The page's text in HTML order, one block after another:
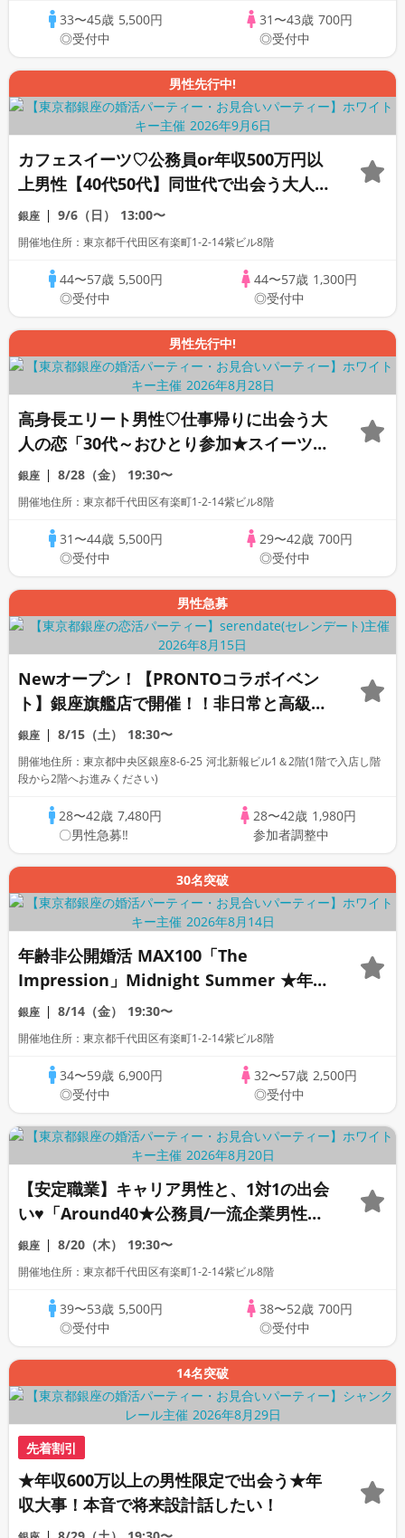
33〜45歳 5,500円
◎受付中
31〜43歳 700円
◎受付中
男性先行中!
カフェスイーツ♡公務員or年収500万円以
上男性【40代50代】同世代で出会う大人の
婚活個室スタイル/White Key AI
Matching/マッチングあり
銀座 9/6（日） 13:00〜
開催地住所：東京都千代田区有楽町1-2-14紫ビル8階
44〜57歳 5,500円
◎受付中
44〜57歳 1,300円
◎受付中
男性先行中!
高身長エリート男性♡仕事帰りに出会う大
人の恋「30代～おひとり参加★スイーツ＆
飲み放題付き」個室スタイル/White Key
AI Matching/マッチングあり
銀座 8/28（金） 19:30〜
開催地住所：東京都千代田区有楽町1-2-14紫ビル8階
31〜44歳 5,500円
◎受付中
29〜42歳 700円
◎受付中
男性急募
Newオープン！【PRONTOコラボイベン
ト】銀座旗艦店で開催！！非日常と高級感
が導く特別イベント！お食事＆ビール有り
の飲み放題♪
銀座 8/15（土） 18:30〜
開催地住所：東京都中央区銀座8-6-25 河北新報ビル1＆2階(1階で入店し階
段から2階へお進みください)
28〜42歳7,480円
〇男性急募‼
28〜42歳 1,980円
参加者調整中
30名突破
年齢非公開婚活 MAX100「The
Impression」Midnight Summer ★年齢
を明かさない、大人の出会い。フリースタ
イル/連絡先交換自由/お食事＆フリードリ
銀座 8/14（金） 19:30〜
開催地住所：東京都千代田区有楽町1-2-14紫ビル8階
34〜59歳 6,900円
◎受付中
32〜57歳 2,500円
◎受付中
【安定職業】キャリア男性と、1対1の出会
い♥「Around40★公務員/一流企業男性」
デザートワイン＆スイーツ付き個室スタイ
ル/White Key AI Matching/マッチング
銀座 8/20（木） 19:30〜
開催地住所：東京都千代田区有楽町1-2-14紫ビル8階
39〜53歳 5,500円
◎受付中
38〜52歳 700円
◎受付中
14名突破
先着割引
★年収600万以上の男性限定で出会う★年
収大事！本音で将来設計話したい！